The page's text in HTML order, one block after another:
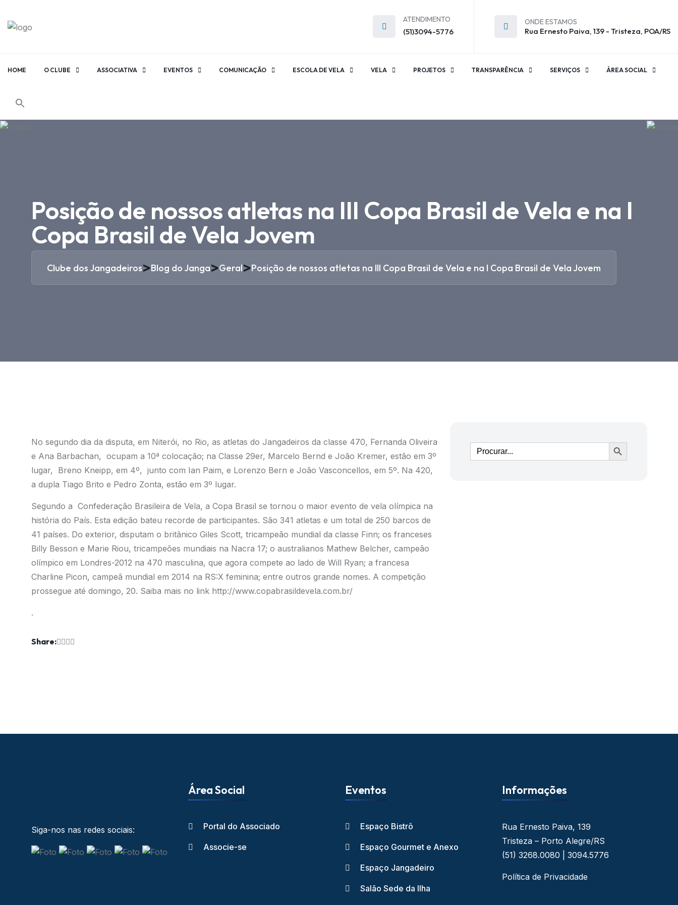
ATENDIMENTO
(51)3094-5776
ONDE ESTAMOS
Rua Ernesto Paiva, 139 - Tristeza, POA/RS
HOME O CLUBE ASSOCIATIVA EVENTOS COMUNICAÇÃO ESCOLA DE VELA VELA PROJETOS TRANSPARÊNCIA SERVIÇOS ÁREA SOCIAL
Posição de nossos atletas na III Copa Brasil de Vela e na I
Copa Brasil de Vela Jovem
Clube dos Jangadeiros>Blog do Janga>Geral>Posição de nossos atletas na III Copa Brasil de Vela e na I Copa Brasil de Vela Jovem
No segundo dia da disputa, em Niterói, no Rio, as atletas do Jangadeiros da classe 470, Fernanda Oliveira
e Ana Barbachan, ocupam a 10ª colocação; na Classe 29er, Marcelo Bernd e João Kremer, estão em 3º
lugar, Breno Kneipp, em 4º, junto com Ian Paim, e Lorenzo Bern e João Vasconcellos, em 5º. Na 420,
a dupla Tiago Brito e Pedro Zonta, estão em 3º lugar.
Segundo a Confederação Brasileira de Vela, a Copa Brasil se tornou o maior evento de vela olímpica na
história do País. Esta edição bateu recorde de participantes. São 341 atletas e um total de 250 barcos de
41 países. Do exterior, disputam o britânico Giles Scott, tricampeão mundial da classe Finn; os franceses
Billy Besson e Marie Riou, tricampeões mundiais na Nacra 17; o australianos Mathew Belcher, campeão
olímpico em Londres-2012 na 470 masculina, que agora compete ao lado de Will Ryan; a francesa
Charline Picon, campeã mundial em 2014 na RS:X feminina; entre outros grande nomes. A competição
prossegue até domingo, 20. Saiba mais no link http://www.copabrasildevela.com.br/
.
Share:
Ir
Siga-nos nas redes sociais:
Área Social
Portal do Associado
Associe-se
Eventos
Espaço Bistrô
Espaço Gourmet e Anexo
Espaço Jangadeiro
Salão Sede da Ilha
Informações
Rua Ernesto Paiva, 139
Tristeza – Porto Alegre/RS
(51) 3268.0080 | 3094.5776
Política de Privacidade